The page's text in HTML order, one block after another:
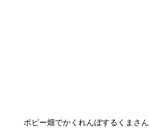
ポピー畑でかくれんぼするくまさん